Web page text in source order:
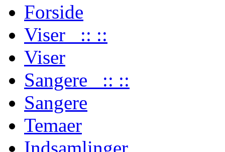
Forside
Viser :: ::
Viser
Sangere :: ::
Sangere
Temaer
Indsamlinger